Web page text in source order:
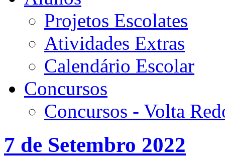
Projetos Escolates
Atividades Extras
Calendário Escolar
Concursos
Concursos - Volta
7 de Setembro 2022